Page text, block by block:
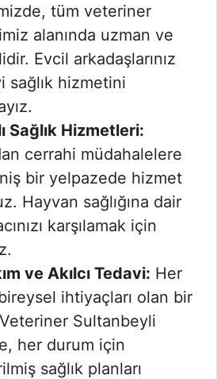
tüm veteriner
alanında uzman ve
Evcil arkadaşlarınız
sağlık hizmetini
Sağlık Hizmetleri:
cerrahi müdahalelere
bir yelpazede hizmet
Hayvan sağlığına dair
karşılamak için
ve Akılcı Tedavi: Her
ihtiyaçları olan bir
Sultanbeyli
her durum için
sağlık planları